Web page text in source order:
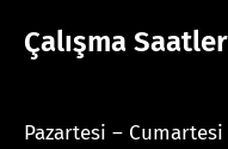
Çalışma
Pazartesi – Cumartesi